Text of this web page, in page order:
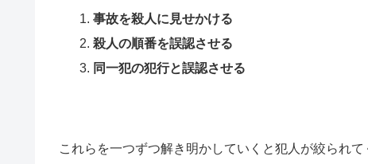
事故を殺人に見せかける
殺人の順番を誤認させる
同一犯の犯行と誤認させる
これらを一つずつ解き明かしていくと犯人が絞られて